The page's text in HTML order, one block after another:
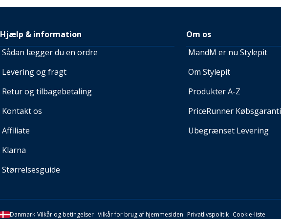
Hjælp & information
Sådan lægger du en ordre
Levering og fragt
Retur og tilbagebetaling
Kontakt os
Affiliate
Klarna
Størrelsesguide
Om os
MandM er nu Stylepit
Om Stylepit
Produkter A-Z
PriceRunner Købsgaranti
Ubegrænset Levering
Danmark Vilkår og betingelser Vilkår for brug af hjemmesiden Privatlivspolitik Cookie-liste